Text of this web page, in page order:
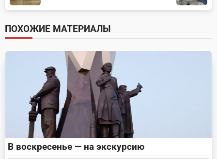
subtitle
screen-
reader-
text">Page</span>
ПОХОЖИЕ МАТЕРИАЛЫ
В воскресенье — на экскурсию